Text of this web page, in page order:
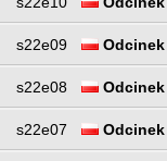
s22e09 Odcinek
s22e08 Odcinek
s22e07 Odcinek